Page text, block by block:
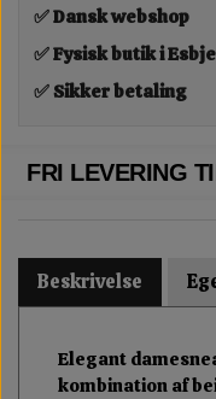
✅ Dansk webshop
✅ Fysisk butik i
✅ Sikker betaling
FRI LEVERING
Beskrivelse
Elegant
kombination af